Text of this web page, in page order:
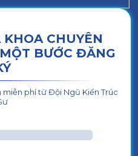
CHUYÊN
BƯỚC ĐĂNG
phí từ Đội Ngũ Kiến Trúc